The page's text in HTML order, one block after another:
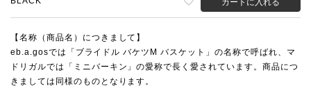
【名称（商品名）につきまして】
eb.a.gosでは「ブライドル バケツM バスケット」の名称で呼ばれ、マ
ドリガルでは「ミニバーキン」の愛称で長く愛されています。商品につ
きましては同様のものとなります。